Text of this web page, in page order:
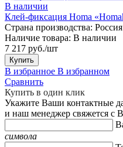
В наличии
Клей-фиксация Homa
Страна производства: Россия
Наличие товара: В наличии
7 217 руб./шт
Купить
В избранное В избранном
Сравнить
Купить в один клик
Укажите Ваши контактные
и наш менеджер свяжется с
символа